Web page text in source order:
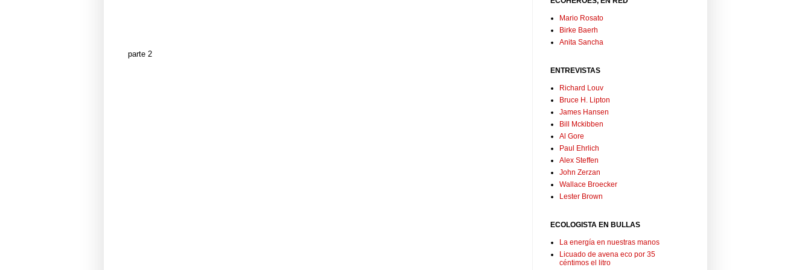
parte 2
Mario Rosato
Birke Baerh
Anita Sancha
ENTREVISTAS
Richard Louv
Bruce H. Lipton
James Hansen
Bill Mckibben
Al Gore
Paul Ehrlich
Alex Steffen
John Zerzan
Wallace Broecker
Lester Brown
ECOLOGISTA EN BULLAS
La energía en nuestras manos
Licuado de avena eco por 35
céntimos el litro